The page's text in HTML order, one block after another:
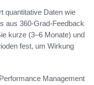
quantitative Daten wie
aus 360-Grad-Feedback
kurze (3–6 Monate) und
fest, um Wirkung
Management